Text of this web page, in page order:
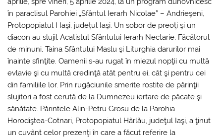
în paraclisul Parohiei „Sfântul Ierarh Nicolae” – Andrieşeni,
Protopopiatul I Iaşi, judeţul Iaşi. Un sobor de preoţi şi un
diacon au slujit Acatistul Sfântului Ierarh Nectarie, Făcătorul
de minuni, Taina Sfântului Maslu şi Liturghia darurilor mai
înainte sfinţite. Oamenii s-au rugat în miezul nopţii cu multă
evlavie şi cu multă credinţă atât pentru ei, cât şi pentru cei
din familiile lor. Prin rugăciunile smerite rostite de părinţii
slujitori a fost cerută de la Dumnezeu iertare de păcate şi
sănătate. Părintele Alin-Petru Grosu de la Parohia
Horodiştea-Cotnari, Protopopiatul Hârlău, judeţul Iaşi, a ţinut
un cuvânt celor prezenţi în care a făcut referire la